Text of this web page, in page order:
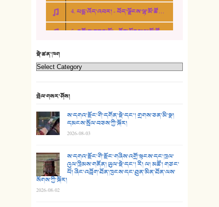
20. བསྟན་རྒྱས་གླིང་།
23. ཕོ་རྒོད་པོ།
25. མགྲོན་པོ།
26. ཨ་མའི་ཐང་ཁུག
27. ལྕེ་བདེ་ཞོལ་གྱི་པང་གདན།
28. སྟོད་གཞས། - ཕན་ཐོག
4. པདྨ་འོད་འབར། - བོད་ལྗོངས་ལྷ་མོ་ཚོགས་པ།
5. འགྲོ་བ་བཟང་མོ། - བོད་ལྗོངས་ལྷ་མོ་ཚོགས་པ།
སྡེ་ཚན་ཁག
སྤེལ་གསར་ཤོས།
ས་དགའ་རྫོང་གི་དགོན་སྡེ་དང་། གྲགས་ཅན་མི་སྣ།
དམངས་སྲོལ་བཅས་ཀྱི་སྐོར།
2026-08-03
ས་དགའ་རྫོང་གི་རྫོང་གཞིས་འགྲོ་སྟངས་དང་ཁྲལ་
འུལ་ཁྲིམས་གནོན། ཡུལ་སྡེ་དང་། རི། ལ། མཚོ། གཙང་
པོ། ཞིང་འབྲོག་ཐོན་ཁུངས་དང་ཐུན་མིན་ཐོན་ལས་
སོགས་ཀྱི་སྐོར།
2026-08-02